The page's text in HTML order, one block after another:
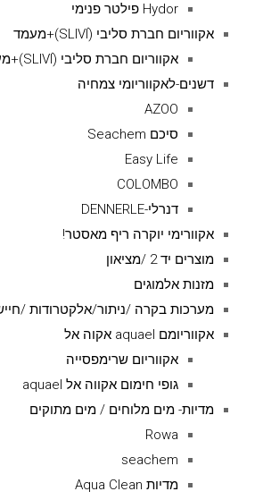
Hydor פילטר פנימי
אקווריום חברת סליבי (SLIVIׂׂ)+מעמד
אקווריום חברת סליבי (SLIVIׂׂ)+מעמד
דשנים-לאקווריומי צמחיה
AZOO
סיכם Seachem
Easy Life
COLOMBO
דנרלי-DENNERLE
אקוורימי יוקרה ריף מאסטר!
מוצרים יד 2 /מציאון
מזנות אלמוגים
מערכות בקרה /ניתור/אלקטרודות /
אקווריומם aquael אקוה אל
אקווריום שרימפסייה
גופי חימום אקווה אל aquael
מדיות- מים מלוחים / מים מתוקים
Rowa
seachem
מדיות Aqua Clean